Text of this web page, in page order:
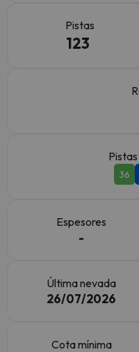
Pistas
123
36
Espesores
-
Última nevada
26/07/2026
Cota mínima